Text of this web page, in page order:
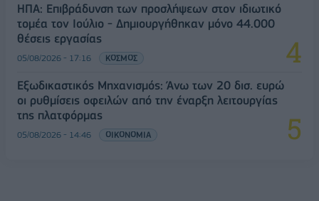
ΗΠΑ: Επιβράδυνση των προσλήψεων στον ιδιωτικό
τομέα τον Ιούλιο - Δημιουργήθηκαν μόνο 44.000
θέσεις εργασίας
05/08/2026 - 17:16 ΚΟΣΜΟΣ
Εξωδικαστικός Μηχανισμός: Άνω των 20 δισ. ευρώ
οι ρυθμίσεις οφειλών από την έναρξη λειτουργίας
της πλατφόρμας
05/08/2026 - 14:46 ΟΙΚΟΝΟΜΙΑ